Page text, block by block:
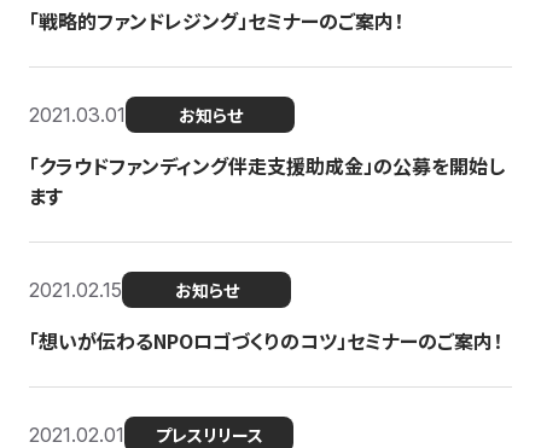
「戦略的ファンドレジング」セミナーのご案内！
2021.03.01 お知らせ
「クラウドファンディング伴走支援助成金」の公募を開始し
ます
2021.02.15 お知らせ
「想いが伝わるNPOロゴづくりのコツ」セミナーのご案内！
2021.02.01 プレスリリース